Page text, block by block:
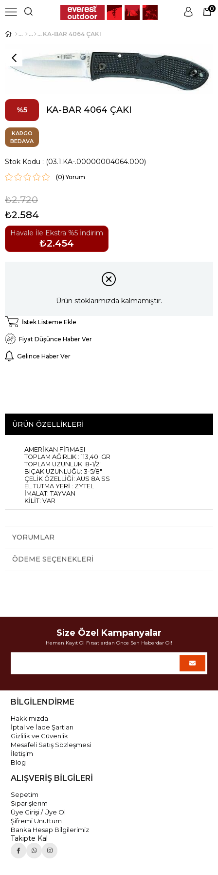
Üye Girişi
0
KA-BAR 4064 ÇAKI
5 KA-BAR 4064 ÇAKI
KARGO
BEDAVA
Stok Kodu (03.1.KA-.00000004064.000)
(0)
₺2.720
₺2.584
Havale İle Ekstra %5 İndirim
₺2.454
Ürün stoklarımızda kalmamıştır.
İstek Listeme Ekle
Fiyat Düşünce Haber Ver
Gelince Haber Ver
ÜRÜN ÖZELLIKLERI
AMERİKAN FİRMASI
TOPLAM AĞIRLIK : 113,40 GR
TOPLAM UZUNLUK: 8-1/2"
BIÇAK UZUNLUĞU: 3-5/8"
ÇELİK ÖZELLİĞİ: AUS 8A SS
EL TUTMA YERİ : ZYTEL
İMALAT: TAYVAN
KİLİT: VAR
YORUMLAR
ÖDEME SEÇENEKLERI
Size Özel Kampanyalar
Hemen Kayıt Ol Fırsatlardan Önce Sen Haberdar Ol!
BİLGİLENDİRME
Hakkımızda
İptal ve İade Şartları
Gizlilik ve Güvenlik
Mesafeli Satış Sözleşmesi
İletişim
Blog
ALIŞVERİŞ BİLGİLERİ
Sepetim
Siparişlerim
Üye Girişi / Üye Ol
Şifremi Unuttum
Banka Hesap Bilgilerimiz
Takipte Kal